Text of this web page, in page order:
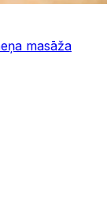
masāža